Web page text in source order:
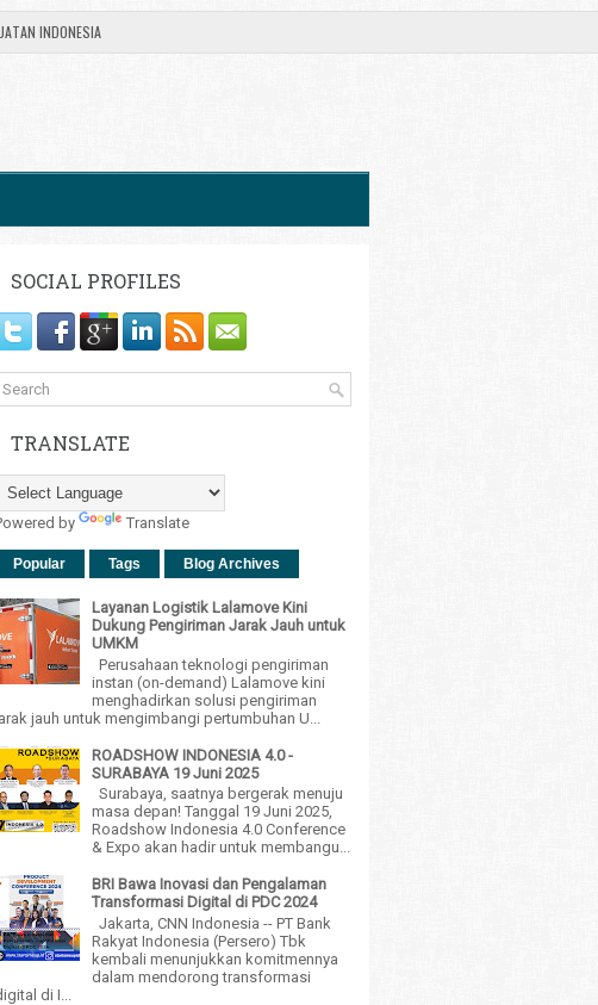
INDONESIA
SOCIAL PROFILES
TRANSLATE
by Translate
Popular Tags Blog Archives
Layanan Logistik Lalamove Kini
Dukung Pengiriman Jarak Jauh untuk
UMKM
Perusahaan teknologi pengiriman
instan (on-demand) Lalamove kini
menghadirkan solusi pengiriman
jauh untuk mengimbangi pertumbuhan U...
ROADSHOW INDONESIA 4.0 -
SURABAYA 19 Juni 2025
Surabaya, saatnya bergerak menuju
masa depan! Tanggal 19 Juni 2025,
Roadshow Indonesia 4.0 Conference
& Expo akan hadir untuk membangu...
BRI Bawa Inovasi dan Pengalaman
Transformasi Digital di PDC 2024
Jakarta, CNN Indonesia -- PT Bank
Rakyat Indonesia (Persero) Tbk
kembali menunjukkan komitmennya
dalam mendorong transformasi
di I...